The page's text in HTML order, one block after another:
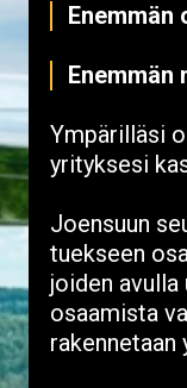
Enemmän
Ympärilläsi
yrityksesi
Joensuun
tuekseen
joiden avulla
osaamista
rakennetaan